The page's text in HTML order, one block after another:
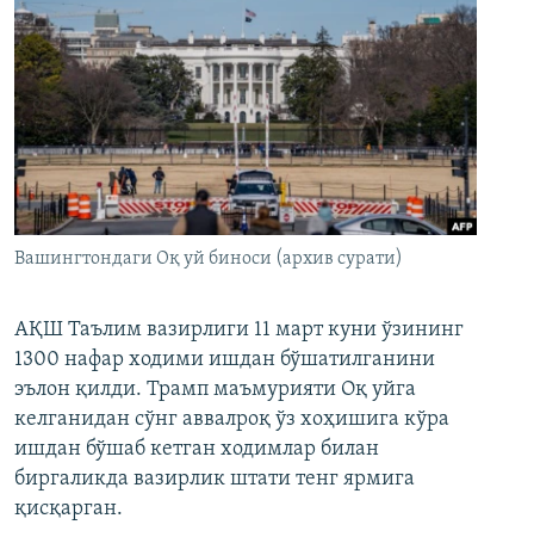
Вашингтондаги Оқ уй биноси (архив сурати)
АҚШ Таълим вазирлиги 11 март куни ўзининг
1300 нафар ходими ишдан бўшатилганини
эълон қилди. Трамп маъмурияти Оқ уйга
келганидан сўнг аввалроқ ўз хоҳишига кўра
ишдан бўшаб кетган ходимлар билан
биргаликда вазирлик штати тенг ярмига
қисқарган.